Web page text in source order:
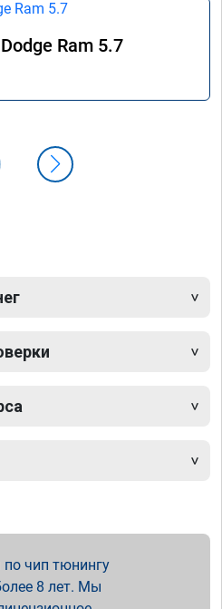
Ram 5.7
чип тюнингу
8 лет. Мы